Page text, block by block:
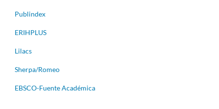
Publindex
ERIHPLUS
Lilacs
Sherpa/Romeo
EBSCO-Fuente Académica